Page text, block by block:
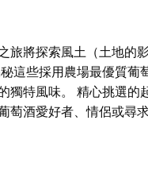
旅將探索風土（土地的
這些採用農場最優質葡
獨特風味。 精心挑選的
萄酒愛好者、情侶或尋